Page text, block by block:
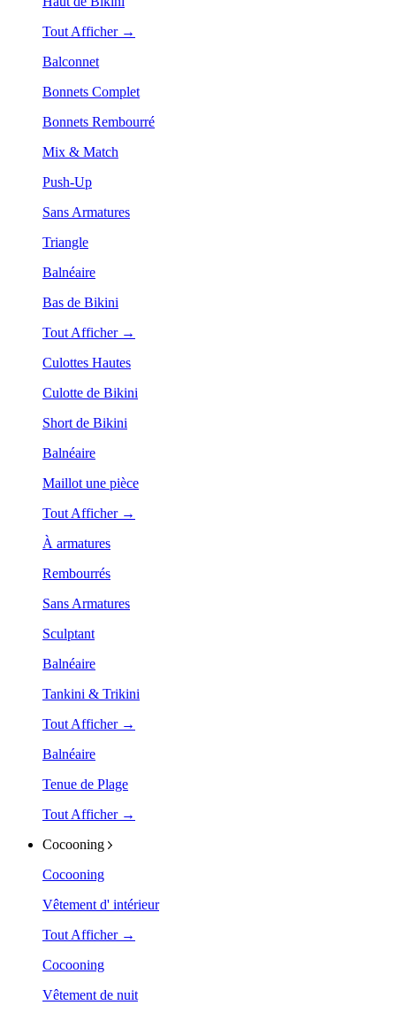
Tout Afficher →
Balconnet
Bonnets Complet
Bonnets Rembourré
Mix & Match
Push-Up
Sans Armatures
Triangle
Balnéaire
Bas de Bikini
Tout Afficher →
Culottes Hautes
Culotte de Bikini
Short de Bikini
Balnéaire
Maillot une pièce
Tout Afficher →
À armatures
Rembourrés
Sans Armatures
Sculptant
Balnéaire
Tankini & Trikini
Tout Afficher →
Balnéaire
Tenue de Plage
Tout Afficher →
Cocooning
Cocooning
Vêtement d' intérieur
Tout Afficher →
Cocooning
Vêtement de nuit